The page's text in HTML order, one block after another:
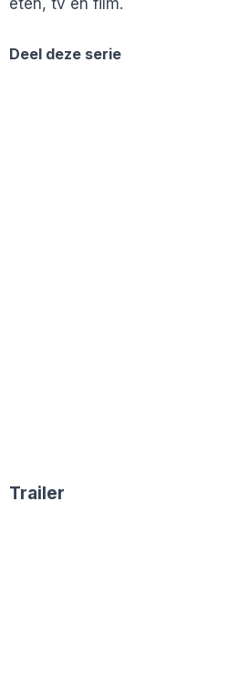
eten, tv en film.
Deel deze serie
Trailer